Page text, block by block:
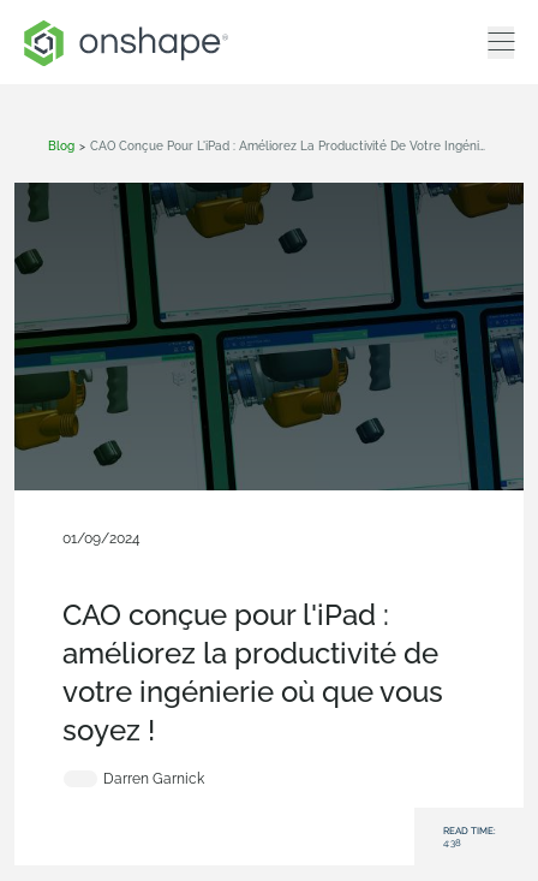
Blog >
01/09/2024
CAO conçue pour l'iPad :
améliorez la productivité de
votre ingénierie où que vous
soyez !
Darren Garnick
READ TIME:
4:38